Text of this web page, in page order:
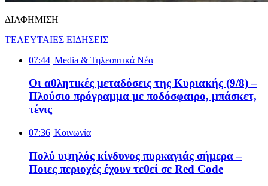
ΔΙΑΦΗΜΙΣΗ
ΤΕΛΕΥΤΑΙΕΣ ΕΙΔΗΣΕΙΣ
07:44| Media & Τηλεοπτικά Νέα
Οι αθλητικές μεταδόσεις της Κυριακής (9/8) –
Πλούσιο πρόγραμμα με ποδόσφαιρο, μπάσκετ,
τένις
07:36| Κοινωνία
Πολύ υψηλός κίνδυνος πυρκαγιάς σήμερα –
Ποιες περιοχές έχουν τεθεί σε Red Code